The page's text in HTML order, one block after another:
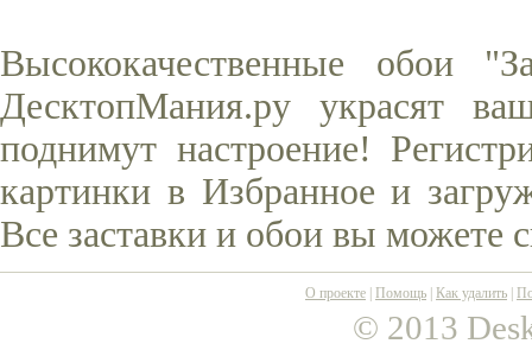
Высококачественные обои
ДесктопМания.ру украсят
поднимут настроение!
картинки в Избранное и
Все заставки и обои вы можете
О проекте Помощь Как удалить
© 2013